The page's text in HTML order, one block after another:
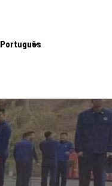
Português